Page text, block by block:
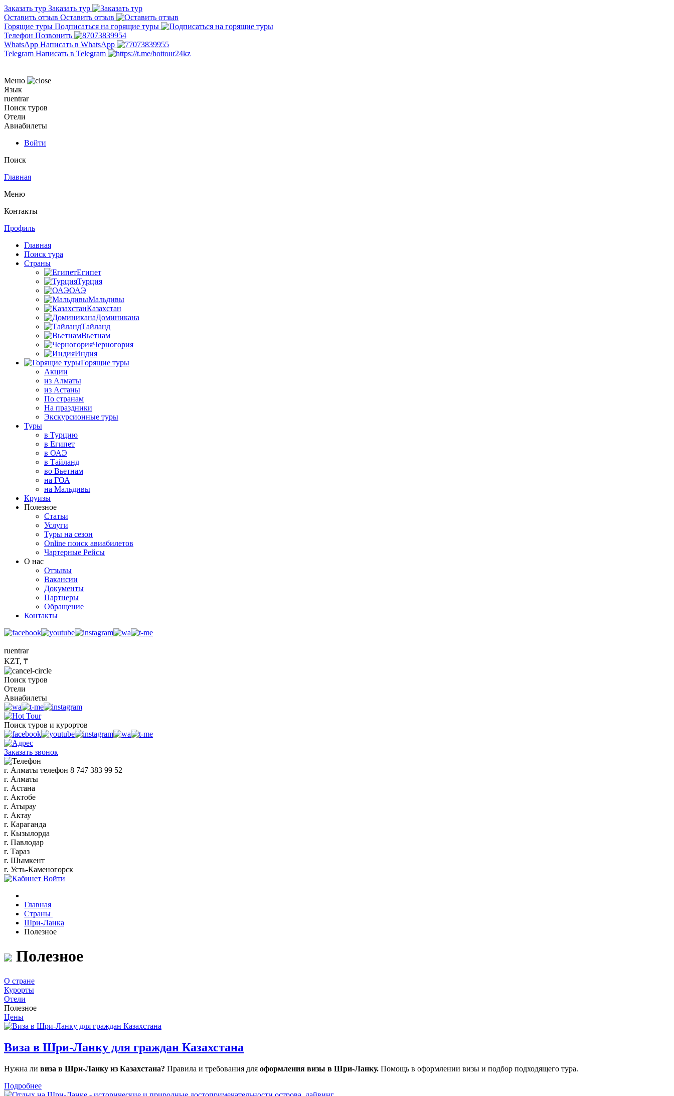
Заказать тур Заказать тур
Оставить отзыв Оставить отзыв
Горящие туры Подписаться на горящие туры
Телефон Позвонить
WhatsApp Написать в WhatsApp
Telegram Написать в Telegram
Меню
Язык
ruentrar
Поиск туров
Отели
Авиабилеты
Войти
Поиск
Главная
Меню
Контакты
Профиль
Главная
Поиск тура
Страны
Египет
Турция
ОАЭ
Мальдивы
Казахстан
Доминикана
Тайланд
Вьетнам
Черногория
Индия
Горящие туры
Акции
из Алматы
из Астаны
По странам
На праздники
Экскурсионные туры
Туры
в Турцию
в Египет
в ОАЭ
в Тайланд
во Вьетнам
на ГОА
на Мальдивы
Круизы
Полезное
Статьи
Услуги
Туры на сезон
Online поиск авиабилетов
Чартерные Рейсы
О нас
Отзывы
Вакансии
Документы
Партнеры
Обращение
Контакты
ruentrar
KZT, ₸
Поиск туров
Отели
Авиабилеты
Поиск туров и курортов
Заказать звонок
г. Алматы телефон 8 747 383 99 52
г. Алматы
г. Астана
г. Актобе
г. Атырау
г. Актау
г. Караганда
г. Кызылорда
г. Павлодар
г. Тараз
г. Шымкент
г. Усть-Каменогорск
Войти
Главная
Страны
Шри-Ланка
Полезное
Полезное
О стране
Курорты
Отели
Полезное
Цены
Виза в Шри-Ланку для граждан Казахстана
Нужна ли виза в Шри-Ланку из Казахстана? Правила и требования для оформления визы в Шри-Ланку. Помощь в оформлении визы и подбор подходящего тура.
Подробнее